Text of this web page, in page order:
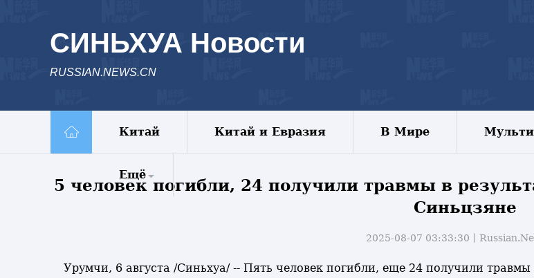
СИНЬХУА Новости
RUSSIAN.NEWS.CN
Китай Китай и Евразия В Мире
Ещё
Фото
5 человек погибли, 24 получили травмы в
Синьцзяне
2025-08-07 03:33:30丨
Урумчи, 6 августа /Синьхуа/ -- Пять человек погибли, еще 24 получили